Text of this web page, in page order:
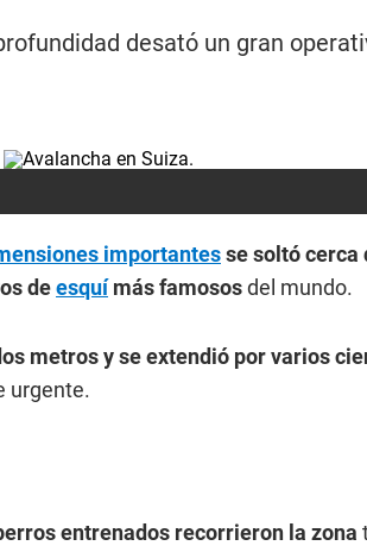
desató un gran
importantesse soltó cerca
deesquímás famososdel mundo.
metros y se extendió por varios
urgente.
entrenados recorrieron la zona